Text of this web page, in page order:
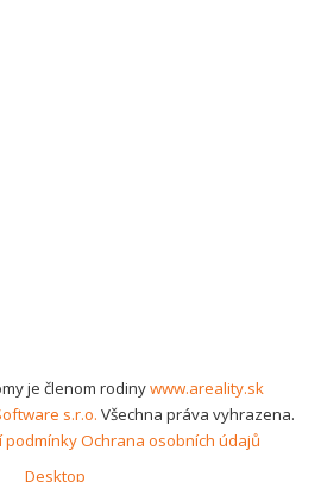
je členom rodinywww.areality.sk
s.r.o. Všechna práva vyhrazena.
podmínkyOchrana osobních údajů
Desktop